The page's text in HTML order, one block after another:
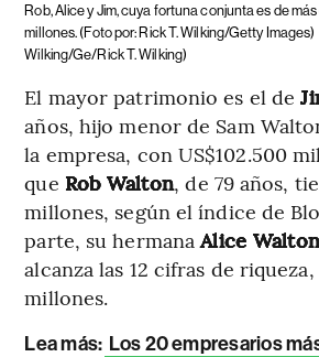
Rob, Alice y Jim, cuya fortuna conjunta es de
millones. (Foto por: Rick T. Wilking/Getty Images)
Wilking/Ge/Rick T. Wilking)
El mayor patrimonio es el de
años, hijo menor de Sam
la empresa, con US$102.500
que Rob Walton, de 79 años,
millones, según el índice de
parte, su hermanaAlice
alcanza las 12 cifras de
millones.
Lea más: Los 20 empresarios